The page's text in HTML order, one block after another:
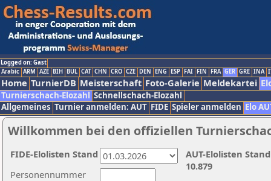
Logged on: Gast
Arabic ARM AZE BIH BUL CAT CHN CRO CZE DEN ENG ESP FAI FIN FRA GER GRE INA
Home TurnierDB Meisterschaft Foto-Galerie Meldekartei
Turnierschach-Elozahl Schnellschach-Elozahl
Allgemeines Turnier anmelden: AUT FIDE Spieler anmelden Elo
Willkommen bei den offiziellen
Personennummer
AUT-Elolisten
10.879
FIDE-Elolisten Stand